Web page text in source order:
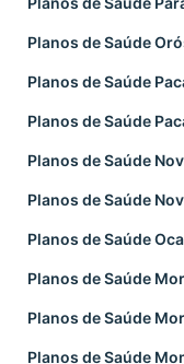
Planos de Saúde
Planos de Saúde
Planos de Saúde
Planos de Saúde
Planos de Saúde
Planos de Saúde
Planos de Saúde
Planos de Saúde
Planos de Saúde